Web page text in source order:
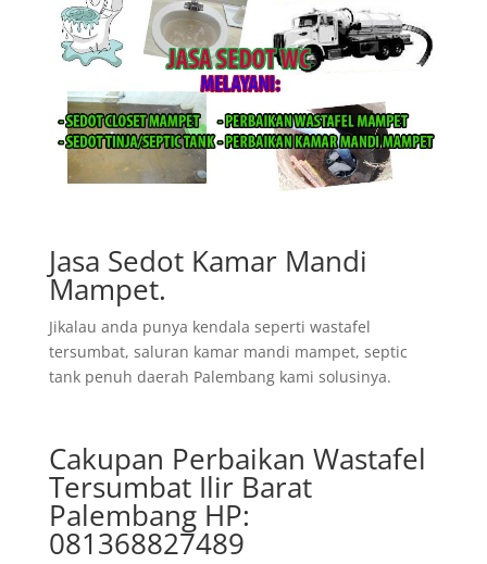
Jasa Sedot Kamar Mandi
Mampet.
Jikalau anda punya kendala seperti wastafel
tersumbat, saluran kamar mandi mampet, septic
tank penuh daerah Palembang kami solusinya.
Cakupan Perbaikan Wastafel
Tersumbat Ilir Barat
Palembang HP:
081368827489